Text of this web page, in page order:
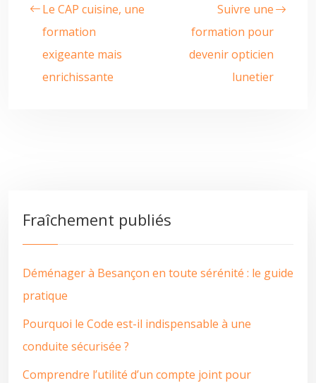
Le CAP cuisine, une
formation
exigeante mais
enrichissante
Suivre une
formation pour
devenir opticien
lunetier
Fraîchement publiés
Déménager à Besançon en toute sérénité : le guide
pratique
Pourquoi le Code est-il indispensable à une
conduite sécurisée ?
Comprendre l’utilité d’un compte joint pour